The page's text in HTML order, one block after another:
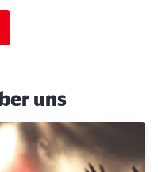
uns